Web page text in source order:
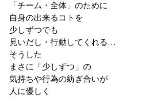
「チーム・全体」のために
自身の出来るコトを
少しずつでも
見いだし・行動してくれる…
そうした
まさに「少しずつ」の
気持ちや行為の紡ぎ合いが
人に優しく